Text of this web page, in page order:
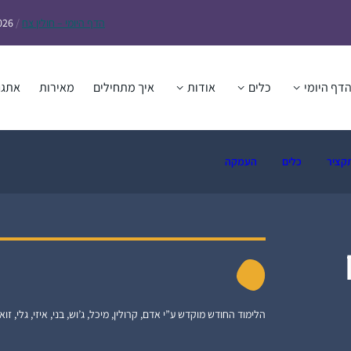
הדף היומי – חולין צח /
הדף היומי כלים אודות איך מתחילים מאירות
כלים העמקה
הלימוד החודש מוקדש ע”י אדם, קרולין, מיכל, ג’וש, בני, איזי, גלי,